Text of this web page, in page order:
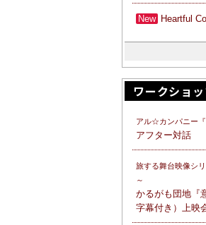
New Heartful
ワークショ
アル☆カンパニー
アフター対話
旅する舞台映像シ
～
かるがも団地『
字幕付き）上映